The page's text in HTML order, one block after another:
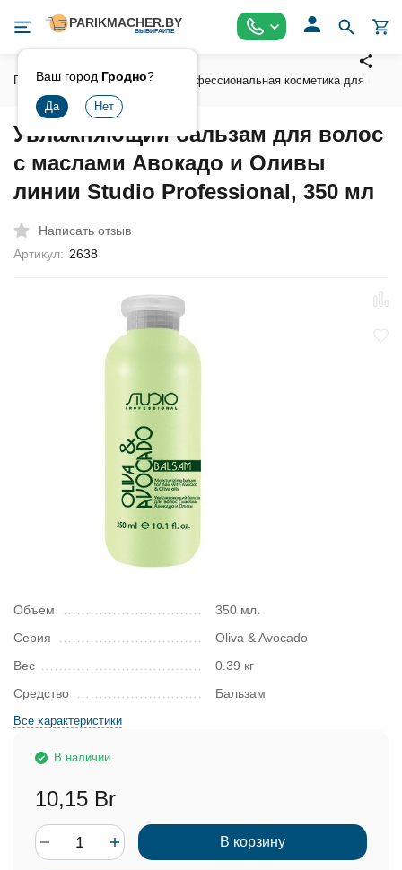
Ваш город Гродно?
Главная Косметика Профессиональная косметика для волос
Увлажняющий бальзам для волос
с маслами Авокадо и Оливы
линии Studio Professional, 350 мл
Написать отзыв
Артикул: 2638
Объем
350 мл.
Серия
Oliva & Avocado
Вес
0.39 кг
Средство
Бальзам
Все характеристики
В наличии
10,15 Br
В корзину